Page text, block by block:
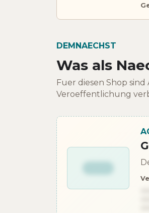
DEMNAECHST
Was als
Fuer diesen Shop
Veroeffentlichung